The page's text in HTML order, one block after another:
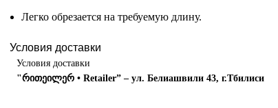
Легко обрезается на требуемую длину.
Условия доставки
Условия доставки
"რითეილერ • Retailer” – ул. Белиашвили 43, г.Тбилиси